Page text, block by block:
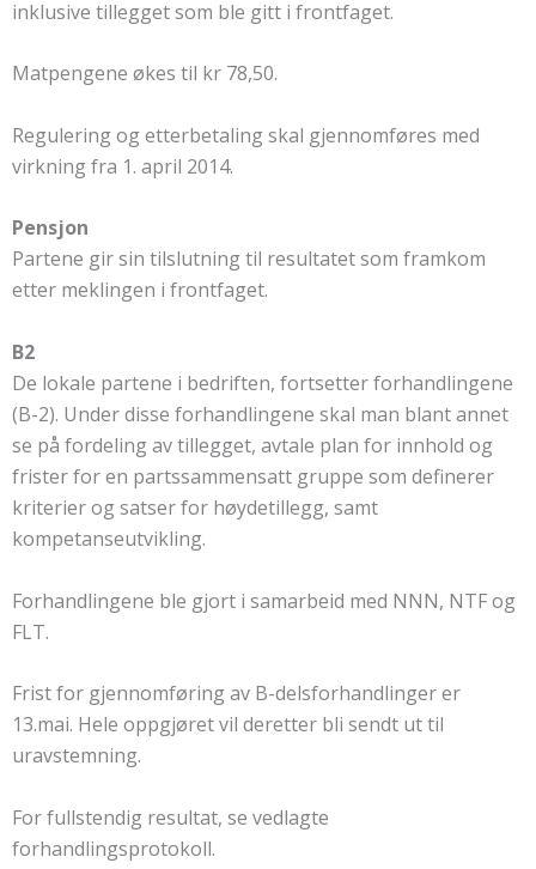
inklusive tillegget som ble gitt i frontfaget.
Matpengene økes til kr 78,50.
Regulering og etterbetaling skal gjennomføres med
virkning fra 1. april 2014.
Pensjon
Partene gir sin tilslutning til resultatet som framkom
etter meklingen i frontfaget.
B2
De lokale partene i bedriften, fortsetter forhandlingene
(B-2). Under disse forhandlingene skal man blant annet
se på fordeling av tillegget, avtale plan for innhold og
frister for en partssammensatt gruppe som definerer
kriterier og satser for høydetillegg, samt
kompetanseutvikling.
Forhandlingene ble gjort i samarbeid med NNN, NTF og
FLT.
Frist for gjennomføring av B-delsforhandlinger er
13.mai. Hele oppgjøret vil deretter bli sendt ut til
uravstemning.
For fullstendig resultat, se vedlagte
forhandlingsprotokoll.